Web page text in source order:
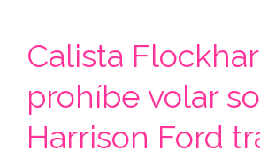
Calista
prohíbe volar
Harrison Ford